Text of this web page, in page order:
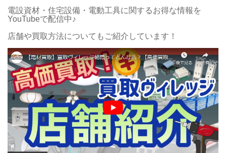
電設資材・住宅設備・電動工具に関するお得な情報を
YouTubeで配信中♪
店舗や買取方法についてもご紹介しています！